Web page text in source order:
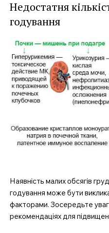
Недостатня
годування
Наявність малих обсягів
годування може бути
факторами. Зосередьте
рекомендаціях для